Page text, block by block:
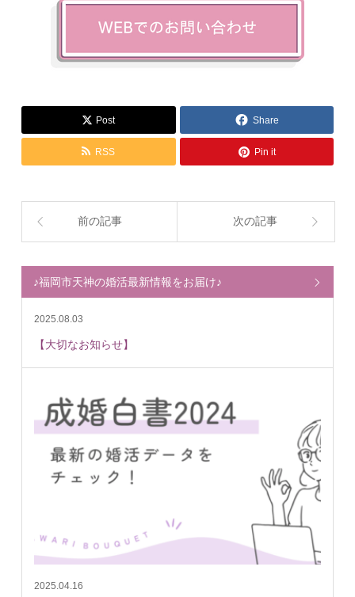
Post Share
RSS Pin it
前の記事 次の記事
♪福岡市天神の婚活最新情報をお届け♪
2025.08.03
【大切なお知らせ】
2025.04.16